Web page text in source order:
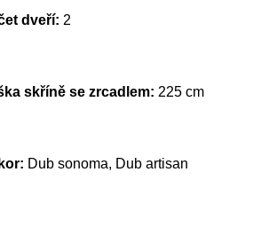
dveří: 2
skříně se zrcadlem: 225 cm
Dub sonoma, Dub artisan